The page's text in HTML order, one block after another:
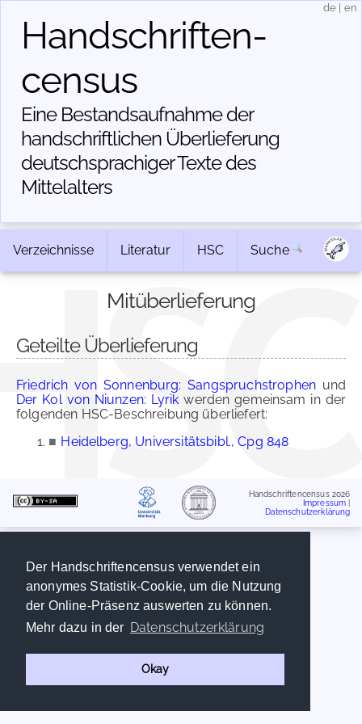
Der Handschriftencensus verwendet ein
anonymes Statistik-Cookie, um die Nutzung
der Online-Präsenz auswerten zu können.
Mehr dazu in der Datenschutzerklärung
Okay
Handschriften­
census
Eine Bestandsaufnahme der
handschriftlichen Über­lieferung
deutschsprachiger Texte des
Mittelalters
de en
Verzeichnisse Literatur HSC Suche
Mitüberlieferung
Geteilte Überlieferung
Friedrich von Sonnenburg: Sangspruchstrophen und
Der Kol von Niunzen: Lyrik werden gemeinsam in der
folgenden HSC-Beschreibung überliefert:
■ Heidelberg, Universitätsbibl., Cpg 848
Handschriftencensus 2026
Impressum
Datenschutzerklärung